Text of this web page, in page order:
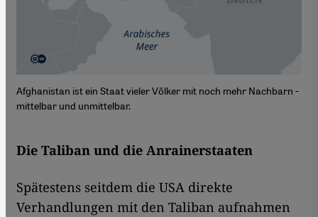
Afghanistan ist ein Staat vieler Völker mit noch mehr Nachbarn -
mittelbar und unmittelbar.
Die Taliban und die Anrainerstaaten
Spätestens seitdem die USA direkte
Verhandlungen mit den Taliban aufnahmen